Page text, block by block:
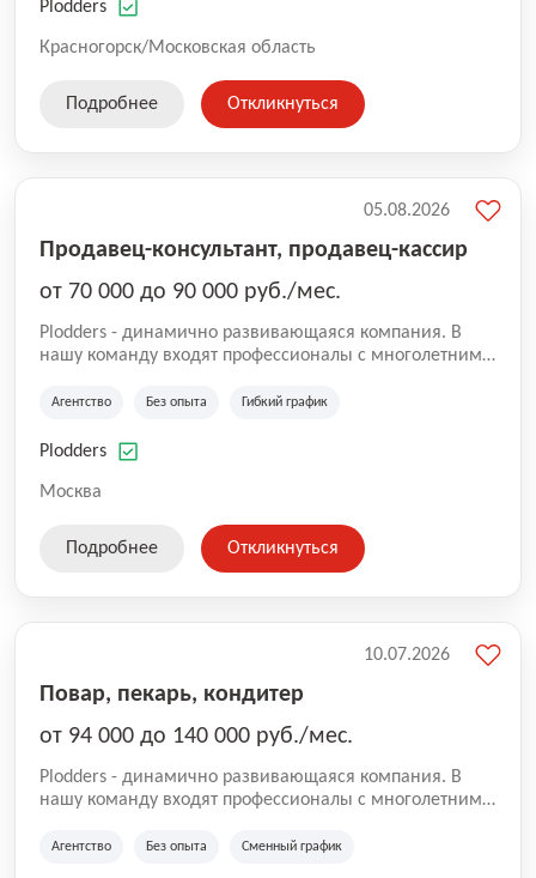
Plodders
Красногорск/Московская область
Подробнее Откликнуться
Продавец-консультант, продавец-кассир
от 70 000 до 90 000 руб./мес.
Plodders - динамично развивающаяся компания. В
нашу команду входят профессионалы с многолетним
на рынке аутсорсинга, а накопленный опыт позволяют
оказываемых услуг.
Агентство Без опыта Гибкий график
Plodders
Москва
05.08.2026
Подробнее Откликнуться
Повар, пекарь, кондитер
от 94 000 до 140 000 руб./мес.
Plodders - динамично развивающаяся компания. В
нашу команду входят профессионалы с многолетним
на рынке аутсорсинга, а накопленный опыт позволяют
Агентство Без опыта Сменный график
10.07.2026